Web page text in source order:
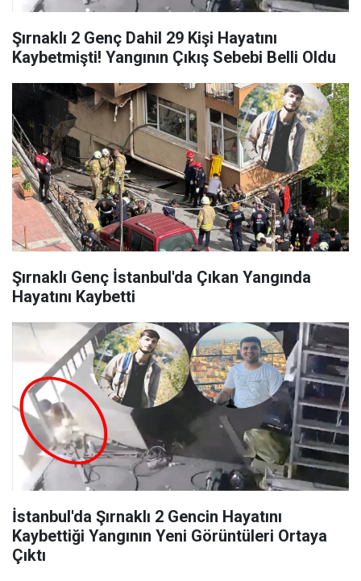
Şırnaklı 2 Genç Dahil 29 Kişi Hayatını
Kaybetmişti! Yangının Çıkış Sebebi Belli Oldu
Şırnaklı Genç İstanbul'da Çıkan Yangında
Hayatını Kaybetti
İstanbul'da Şırnaklı 2 Gencin Hayatını
Kaybettiği Yangının Yeni Görüntüleri Ortaya
Çıktı